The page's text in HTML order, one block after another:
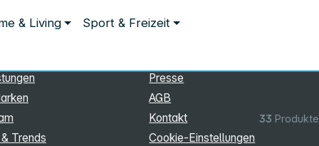
& Living Sport & Freizeit
33 Produkte
Trends
Presse
AGB
Kontakt
Cookie‑Einstellungen